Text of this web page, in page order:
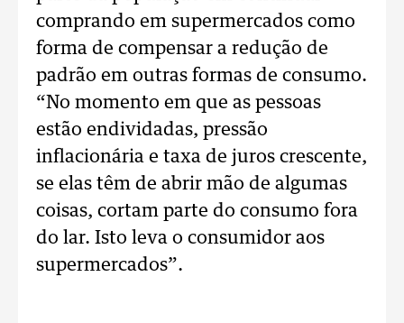
comprando em supermercados como
forma de compensar a redução de
padrão em outras formas de consumo.
“No momento em que as pessoas
estão endividadas, pressão
inflacionária e taxa de juros crescente,
se elas têm de abrir mão de algumas
coisas, cortam parte do consumo fora
do lar. Isto leva o consumidor aos
supermercados”.